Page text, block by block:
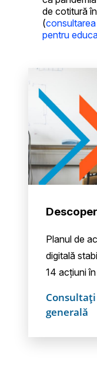
de cotitură
(
pentru
Planul de
digitală
14 acțiuni
generală